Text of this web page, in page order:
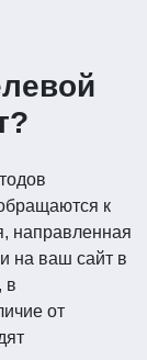
к
направленная
на ваш сайт в
в
от